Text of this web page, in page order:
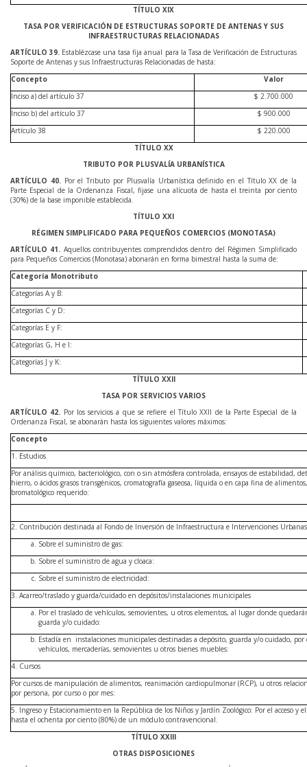
TÍTULO XIX
TASA POR VERIFICACIÓN DE ESTRUCTURAS SOPORTE DE ANTENAS Y SUS
INFRAESTRUCTURAS RELACIONADAS
ARTÍCULO39. Establézcase una tasa fija anual para la Tasa de Verificación de Estructuras
Soporte de Antenas y sus Infraestructuras Relacionadas de hasta:
Concepto
Valor
Inciso a) del artículo 37
$ 2.700.000
Inciso b) del artículo 37
$ 900.000
Artículo 38
$ 220.000
TÍTULO XX
TRIBUTO POR PLUSVALÍA URBANÍSTICA
ARTÍCULO 40. Por el Tributo por Plusvalía Urbanística definido en el Título XX de la
Parte Especial de la Ordenanza Fiscal, fijase una alícuota de hasta el treinta por ciento
(30%) de la base imponible establecida.
TÍTULO XXI
RÉGIMEN SIMPLIFICADO PARA PEQUEÑOS COMERCIOS (MONOTASA)
ARTÍCULO 41. Aquellos contribuyentes comprendidos dentro del Régimen Simplificado
para Pequeños Comercios (Monotasa) abonarán en forma bimestral hasta la suma de:
Categoría Monotributo
Categorías A y B:
Categorías C y D:
Categorías E y F:
Categorías G, H e I:
Categorías J y K:
TÍTULO XXII
TASA POR SERVICIOS VARIOS
ARTÍCULO 42. Por los servicios a que se refiere el Título XXII de la Parte Especial de la
Ordenanza Fiscal, se abonarán hasta los siguientes valores máximos:
Concepto
1. Estudios
Por análisis químico, bacteriológico, con o sin atmósfera controlada, ensayos de estabilidad,
hierro, o ácidos grasos transgénicos, cromatografía gaseosa, líquida o en capa fina de
bromatológico requerido:
2. Contribución destinada al Fondo de Inversión de Infraestructura e Intervenciones Urbanas
Sobre el suministro de gas:
Sobre el suministro de agua y cloaca:
Sobre el suministro de electricidad:
3. Acarreo/traslado y guarda/cuidado en depósitos/instalaciones municipales
Por el traslado de vehículos, semovientes, u otros elementos, al lugar donde
guarda y/o cuidado:
Estadía en instalaciones municipales destinadas a depósito, guarda y/o cuidado, por
vehículos, mercaderías, semovientes u otros bienes muebles:
4. Cursos
Por cursos de manipulación de alimentos, reanimación cardiopulmonar (RCP), u otros
por persona, por curso o por mes:
5. Ingreso y Estacionamiento en la República de los Niños y Jardín Zoológico: Por el acceso y
hasta el ochenta por ciento (80%) de un módulo contravencional.
TÍTULO XXIII
OTRAS DISPOSICIONES